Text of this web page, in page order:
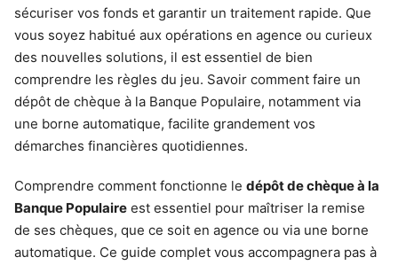
sécuriser vos fonds et garantir un traitement rapide. Que
vous soyez habitué aux opérations en agence ou curieux
des nouvelles solutions, il est essentiel de bien
comprendre les règles du jeu. Savoir comment faire un
dépôt de chèque à la Banque Populaire, notamment via
une borne automatique, facilite grandement vos
démarches financières quotidiennes.
Comprendre comment fonctionne le dépôt de chèque à la
Banque Populaire est essentiel pour maîtriser la remise
de ses chèques, que ce soit en agence ou via une borne
automatique. Ce guide complet vous accompagnera pas à